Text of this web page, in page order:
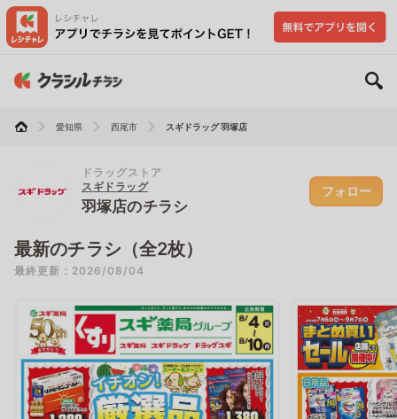
愛知県 西尾市 スギドラッグ 羽塚店
ドラッグストア
スギドラッグ
羽塚店のチラシ
フォロー
最新のチラシ（全2枚）
最終更新：2026/08/04